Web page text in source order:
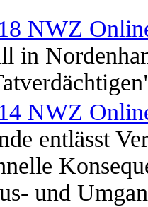
NWZ
in
NWZ
entlässt
und